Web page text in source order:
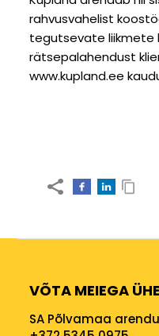
rahvusvahelist
tegutsevate liikmete
rätsepalahendust
www.kupland.ee
VÕTA MEIEGA
SA Põlvamaa